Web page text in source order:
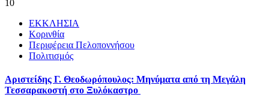
10
ΕΚΚΛΗΣΙΑ
Κορινθία
Περιφέρεια Πελοποννήσου
Πολιτισμός
Αριστείδης Γ. Θεοδωρόπουλος: Μηνύματα από τη Μεγάλη
Τεσσαρακοστή στο Ξυλόκαστρο